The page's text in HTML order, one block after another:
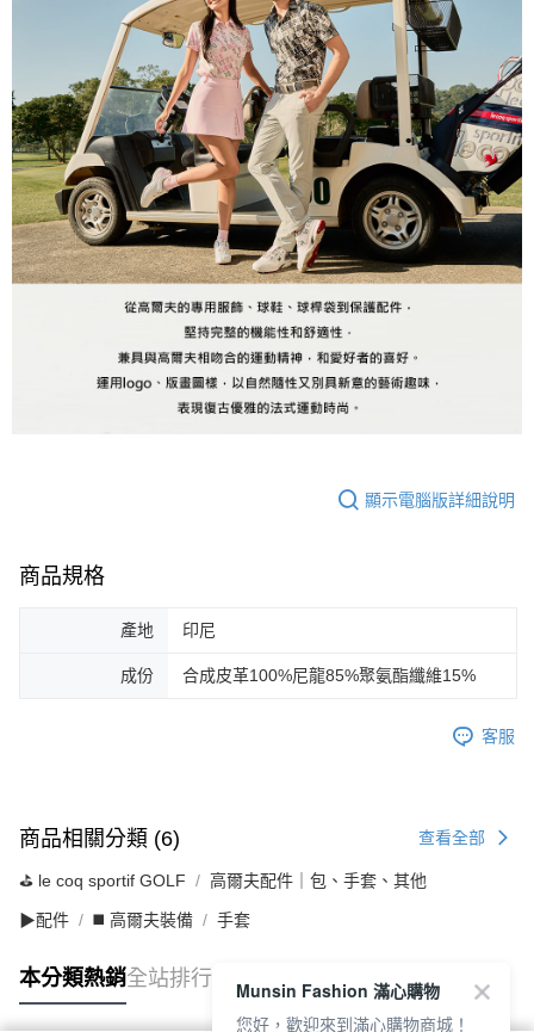
顯示電腦版詳細說明
商品規格
產地 印尼
成份 合成皮革100%尼龍85%聚氨酯纖維15%
客服
商品相關分類 (6) 查看全部
⛳️ le coq sportif GOLF 高爾夫配件｜包、手套、其他
▶配件 ◼️ 高爾夫裝備 手套
本分類熱銷全站排行
Munsin Fashion 滿心購物
您好，歡迎來到滿心購物商城！